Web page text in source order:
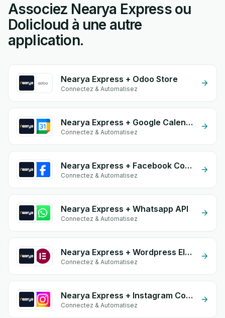
Associez Nearya Express ou
Dolicloud à une autre
application.
Nearya Express + Odoo Store
Connectez & Automatisez
Nearya Express + Google Calendar
Connectez & Automatisez
Nearya Express + Facebook Commerce
Connectez & Automatisez
Nearya Express + Whatsapp API
Connectez & Automatisez
Nearya Express + Wordpress Elementor
Connectez & Automatisez
Nearya Express + Instagram Comment
Connectez & Automatisez